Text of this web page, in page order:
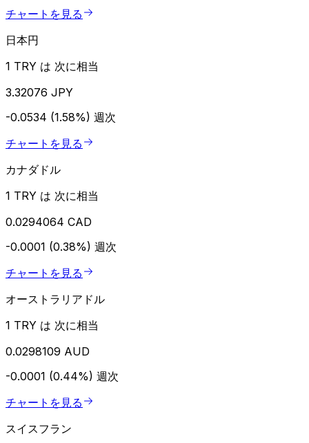
チャートを見る
日本円
1 TRY は 次に相当
3.32076 JPY
-0.0534 (1.58%) 週次
チャートを見る
カナダドル
1 TRY は 次に相当
0.0294064 CAD
-0.0001 (0.38%) 週次
チャートを見る
オーストラリアドル
1 TRY は 次に相当
0.0298109 AUD
-0.0001 (0.44%) 週次
チャートを見る
スイスフラン